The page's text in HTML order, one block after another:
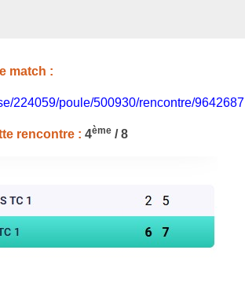
match :
224059/poule/500930/rencontre/9642687
rencontre : 4ème/ 8